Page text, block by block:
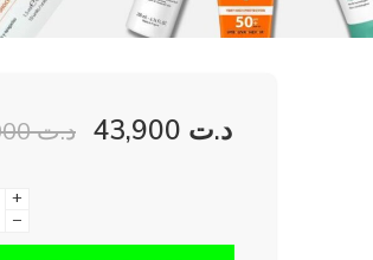
د.ت51,000 د.ت
+
−